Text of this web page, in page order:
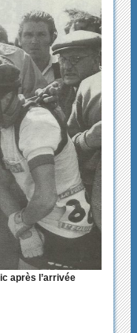
après l’arrivée